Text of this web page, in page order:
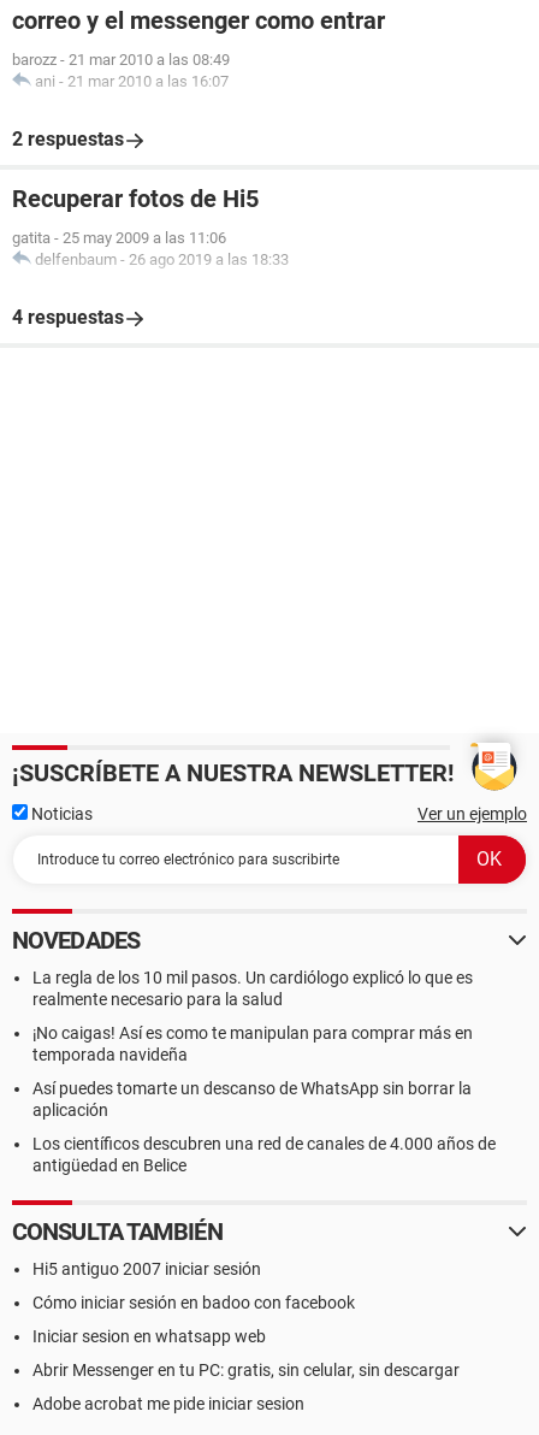
correo y el messenger como entrar
barozz - 21 mar 2010 a las 08:49
ani - 21 mar 2010 a las 16:07
2 respuestas
Recuperar fotos de Hi5
gatita - 25 may 2009 a las 11:06
delfenbaum - 26 ago 2019 a las 18:33
4 respuestas
¡SUSCRÍBETE A NUESTRA NEWSLETTER!
Noticias Ver un ejemplo
NOVEDADES
La regla de los 10 mil pasos. Un cardiólogo explicó lo que es
realmente necesario para la salud
¡No caigas! Así es como te manipulan para comprar más en
temporada navideña
Así puedes tomarte un descanso de WhatsApp sin borrar la
aplicación
Los científicos descubren una red de canales de 4.000 años de
antigüedad en Belice
CONSULTA TAMBIÉN
Hi5 antiguo 2007 iniciar sesión
Cómo iniciar sesión en badoo con facebook
Iniciar sesion en whatsapp web
Abrir Messenger en tu PC: gratis, sin celular, sin descargar
Adobe acrobat me pide iniciar sesion